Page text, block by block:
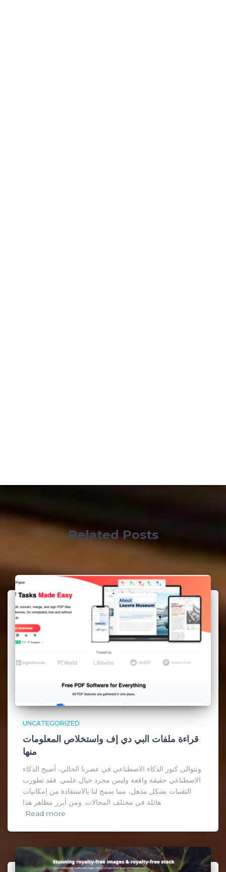
Related Posts
UNCATEGORIZED
قراءة ملفات البي دي إف واستخلاص المعلومات
منها
وتتوالى كنوز الذكاء الاصطناعي في عصرنا الحالي، أصبح الذكاء
الاصطناعي حقيقة واقعة وليس مجرد خيال علمي. فقد تطورت
التقنيات بشكل مذهل، مما سمح لنا بالاستفادة من إمكانيات
هائلة في مختلف المجالات. ومن أبرز مظاهر هذا
Read more